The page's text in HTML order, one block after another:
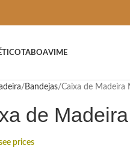
TABOAVIME
Bandejas Caixa de Madeira
de
prices